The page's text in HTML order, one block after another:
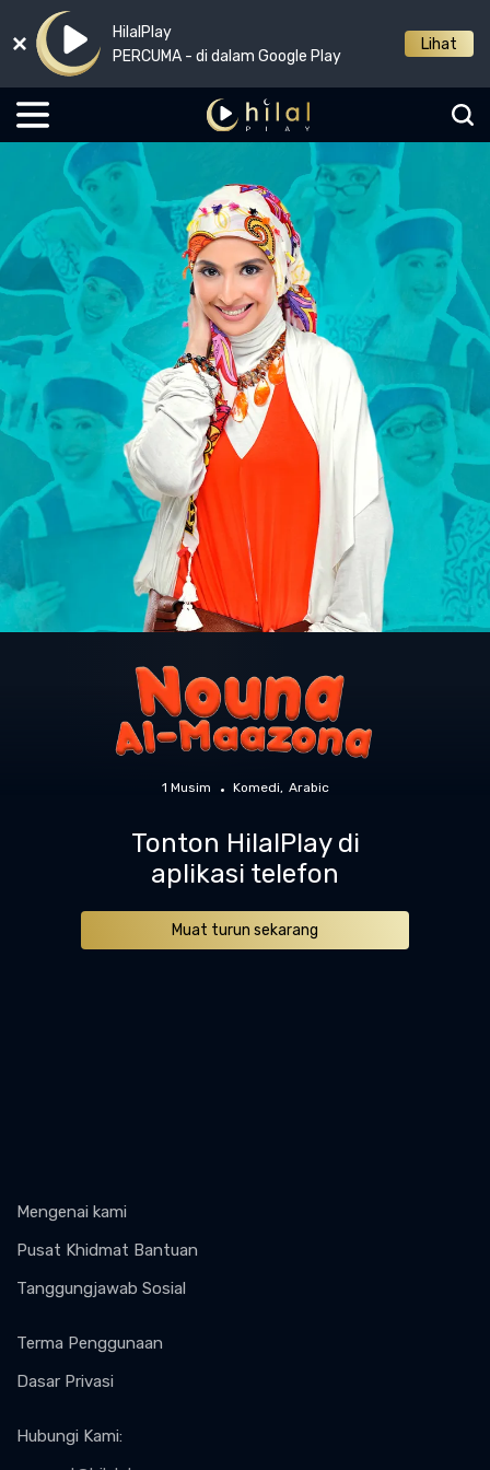
HilalPlay
PERCUMA - di dalam Google Play
Lihat
1 Musim Komedi Arabic
Tonton HilalPlay di
aplikasi telefon
Muat turun sekarang
Mengenai kami
Pusat Khidmat Bantuan
Tanggungjawab Sosial
Terma Penggunaan
Dasar Privasi
Hubungi Kami: